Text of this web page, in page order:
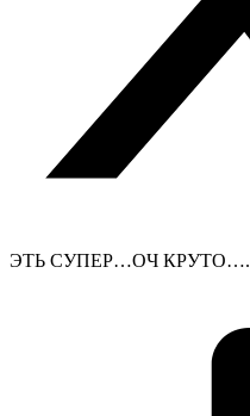
ЭТЬ СУПЕР…ОЧ КРУТО….